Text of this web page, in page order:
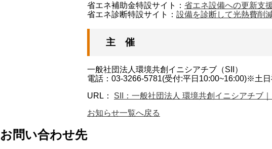
省エネ補助金特設サイト： 省エネ設備への更新支
省エネ診断特設サイト： 設備を診断して光熱費削
主 催
一般社団法人環境共創イニシアチブ（SII）
電話：03-3266-5781(受付:平日10:00~16:00)※土日
URL： SII：一般社団法人 環境共創イニシアチブ
お知らせ一覧へ戻る
お問い合わせ先